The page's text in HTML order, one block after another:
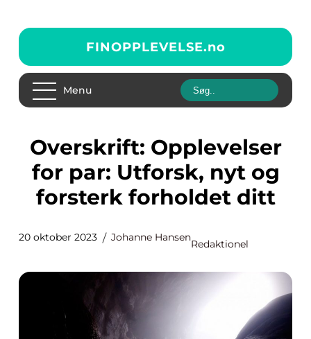
FINOPPLEVELSE.no
Menu
Overskrift: Opplevelser
for par: Utforsk, nyt og
forsterk forholdet ditt
20 oktober 2023 Johanne Hansen
Redaktionel